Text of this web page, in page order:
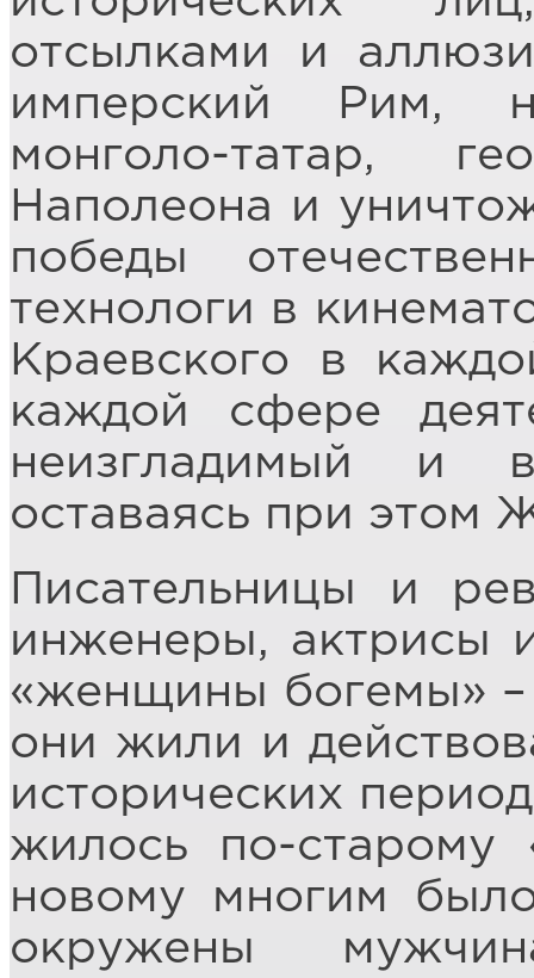
отсылками и
имперский Рим,
монголо-татар,
Наполеона и
победы
технологи в
Краевского в
каждой сфере
неизгладимый и
оставаясь при этом
Писательницы и
инженеры, актрисы
«женщины богемы» –
они жили и
исторических
жилось по-старому
новому многим
окружены